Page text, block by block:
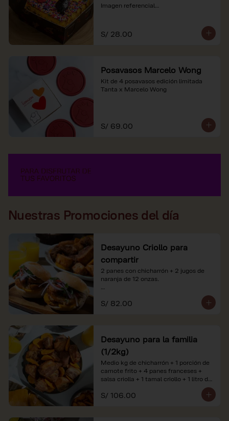
Imagen referencial
soles e incluyen impuestos de ley y
recargo al consumo.
S/ 28.00
Posavasos Marcelo Wong
Kit de 4 posavasos edición limitada
Tanta x Marcelo Wong
S/ 69.00
Nuestras Promociones del día
Desayuno Criollo para
compartir
2 panes con chicharrón + 2 jugos de
naranja de 12 onzas.
*Nuestros precios están expresados en
soles e incluyen impuestos de ley y
S/ 82.00
Desayuno para la familia
(1/2kg)
Medio kg de chicharrón + 1 porción de
camote frito + 4 panes franceses +
salsa criolla + 1 tamal criollo + 1 litro de
*Nuestros precios están expresados en
S/ 106.00